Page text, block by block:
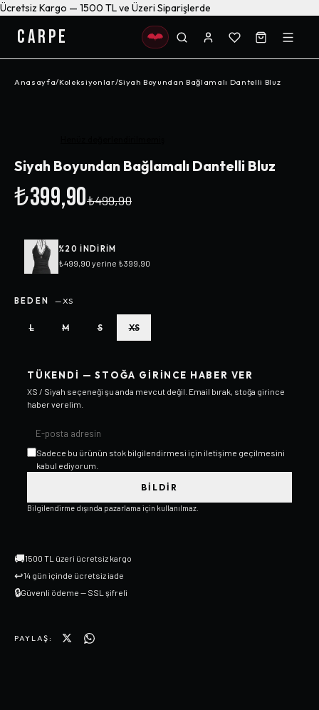
Ücretsiz Kargo — 1500 TL ve Üzeri Siparişlerde
CARPE
Anasayfa/Koleksiyonlar/Siyah Boyundan Bağlamalı Dantelli Bluz
Siyah Boyundan Bağlamalı Dantelli Bluz
₺399,90₺499,90
%20 INDIRIM
₺499,90 yerine ₺399,90
BEDEN —XS
L M S XS
TÜKENDI — STOĞA GIRINCE HABER VER
XS / Siyah seçeneği şu anda mevcut değil. Email bırak, stoğa girince
haber verelim.
Sadece bu ürünün stok bilgilendirmesi için iletişime geçilmesini
kabul ediyorum.
BILDIR
Bilgilendirme dışında pazarlama için kullanılmaz.
🚚1500 TL üzeri ücretsiz kargo
↩14 gün içinde ücretsiz iade
🔒Güvenli ödeme — SSL şifreli
PAYLAŞ: